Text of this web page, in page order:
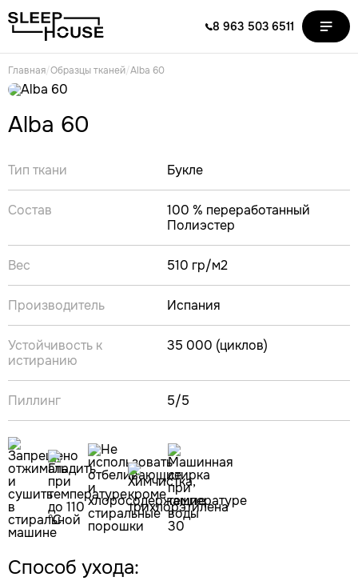
8 963 503 6511
Главная/Образцы тканей/Alba 60
Alba 60
Тип ткани Букле
Состав
100 % переработанный
Полиэстер
Вес 510 гр/м2
Производитель Испания
Устойчивость к
истиранию
35 000 (циклов)
Пиллинг 5/5
Способ ухода: